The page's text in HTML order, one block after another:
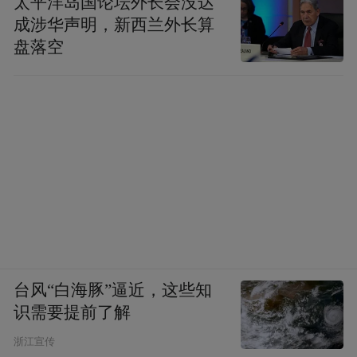
成涉华声明，新西兰外长算
盘落空
台风“白海豚”逼近，这些知
识需要提前了解
浙江宣传